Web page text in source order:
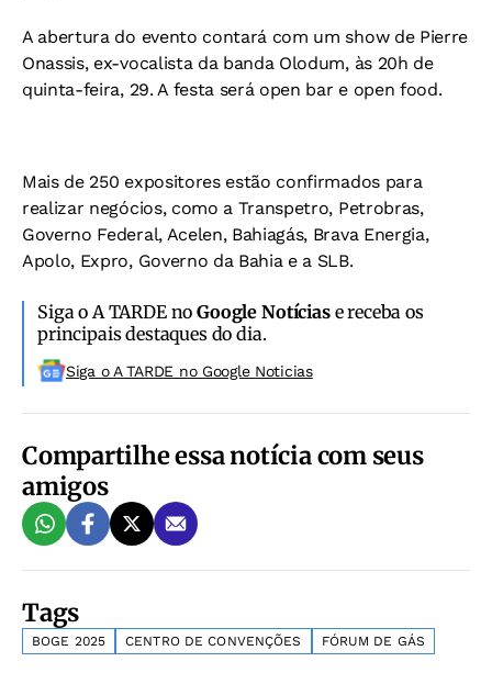
A abertura do evento contará com um show de Pierre
Onassis, ex-vocalista da banda Olodum, às 20h de
quinta-feira, 29. A festa será open bar e open food.
Mais de 250 expositores estão confirmados para
realizar negócios, como a Transpetro, Petrobras,
Governo Federal, Acelen, Bahiagás, Brava Energia,
Apolo, Expro, Governo da Bahia e a SLB.
Siga o A TARDE noGoogle Notíciase receba os
principais destaques do dia.
Siga o A TARDE no Google Noticias
Compartilhe essa notícia com seus
amigos
Tags
BOGE 2025 CENTRO DE CONVENÇÕES FÓRUM DE GÁS